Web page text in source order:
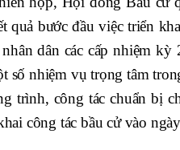
quả bước đầu việc triển
dân các cấp nhiệm
số nhiệm vụ trọng tâm
trình, công tác chuẩn bị
công tác bầu cử vào